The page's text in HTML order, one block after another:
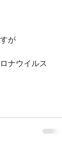
が
ナウイルス